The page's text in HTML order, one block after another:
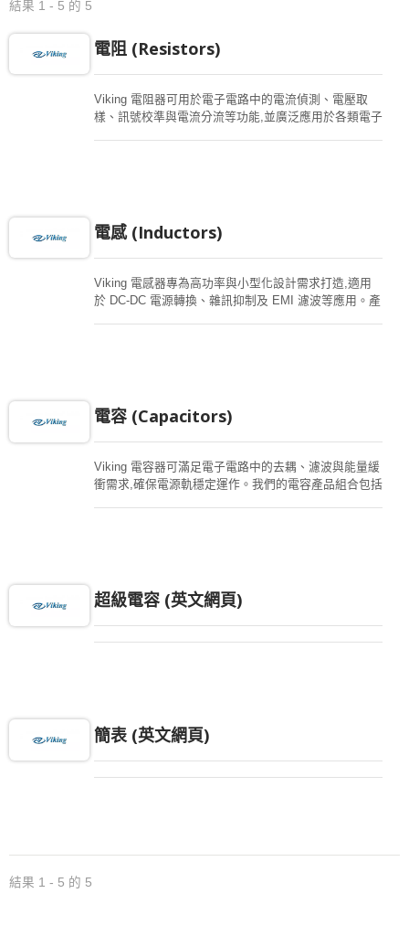
結果 1 - 5 的 5
電阻 (Resistors)
Viking 電阻器可用於電子電路中的電流偵測、電壓取
樣、訊號校準與電流分流等功能,並廣泛應用於各類電子
方篩選功能,快速找到符合需求的系列與料號。
電感 (Inductors)
Viking 電感器專為高功率與小型化設計需求打造,適用
於 DC-DC 電源轉換、雜訊抑制及 EMI 濾波等應用。產
電容 (Capacitors)
Viking 電容器可滿足電子電路中的去耦、濾波與能量緩
衝需求,確保電源軌穩定運作。我們的電容產品組合包括
超級電容 (英文網頁)
簡表 (英文網頁)
結果 1 - 5 的 5